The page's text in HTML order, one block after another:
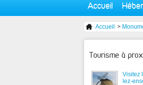
Accueil
Accueil >
Tourisme à
Visitez
lez-